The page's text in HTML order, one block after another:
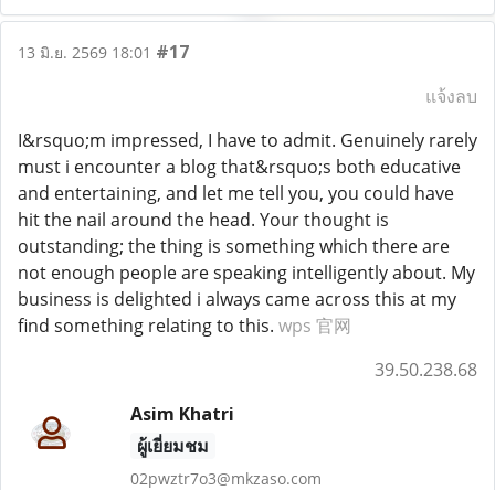
13 มิ.ย. 2569 18:01 #17
แจ้งลบ
I&rsquo;m impressed, I have to admit. Genuinely rarely
must i encounter a blog that&rsquo;s both educative
and entertaining, and let me tell you, you could have
hit the nail around the head. Your thought is
outstanding; the thing is something which there are
not enough people are speaking intelligently about. My
business is delighted i always came across this at my
find something relating to this. wps 官网
39.50.238.68
Asim Khatri
ผู้เยี่ยมชม
02pwztr7o3@mkzaso.com